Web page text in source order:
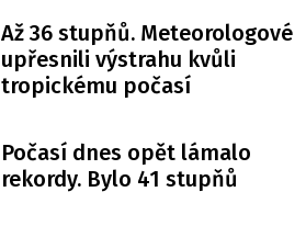
Až 36 stupňů. Meteorologové
upřesnili výstrahu kvůli
tropickému počasí
Počasí dnes opět lámalo
rekordy. Bylo 41 stupňů